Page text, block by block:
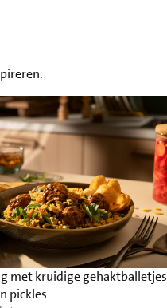
met kruidige gehaktballetjes
pickles